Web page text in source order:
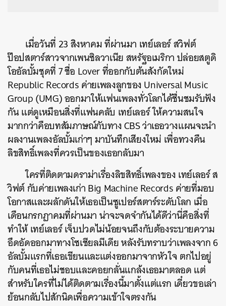
เมื่อวันที่ 23 สิงหาคม ที่ผ่านมา เทย์เลอร์ สวิฟต์
ป๊อปสตาร์สาวจากเพนซิลวาเนีย สหรัฐอเมริกา ปล่อยสตูดิ
โออัลบั้มชุดที่ 7 ชื่อ Lover ที่ออกกับต้นสังกัดใหม่
Republic Records ค่ายเพลงลูกของ Universal Music
Group (UMG) ออกมาให้แฟนเพลงทั่วโลกได้ชื่นชมรับฟัง
กัน แต่ดูเหมือนสิ่งที่แฟนคลับ เทย์เลอร์ ให้ความสนใจ
มากกว่าคือบทสัมภาษณ์กับทาง CBS ว่าเธอวางแผนจะนำ
ผลงานเพลงอัลบั้มเก่าๆ มาบันทึกเสียงใหม่ เพื่อทวงคืน
ลิขสิทธิ์เพลงที่ควรเป็นของเธอกลับมา
ใครที่ติดตามดราม่าเรื่องลิขสิทธิ์เพลงของ เทย์เลอร์ ส
วิฟต์ กับค่ายเพลงเก่า Big Machine Records ค่ายที่มอบ
โอกาสและผลักดันให้เธอเป็นซูเปอร์สตาร์ระดับโลก เมื่อ
เดือนกรกฏาคมที่ผ่านมา น่าจะจดจำกันได้ดีว่านี่คือสิ่งที่
ทำให้ เทย์เลอร์ เจ็บปวดไม่น้อยจนถึงกับต้องระบายความ
อึดอัดออกมาทางโซเชียลมีเดีย หลังรับทราบว่าเพลงจาก 6
อัลบั้มแรกที่เธอเขียนและแต่งออกมาจากหัวใจ ตกไปอยู่
กับคนที่เธอไม่ชอบและคอยกลั่นแกล้งเธอมาตลอด แต่
สำหรับใครที่ไม่ได้ติดตามเรื่องนี้มาตั้งแต่แรก เดี๋ยวขอเล่า
ย้อนกลับไปสักนิดเพื่อความเข้าใจตรงกัน